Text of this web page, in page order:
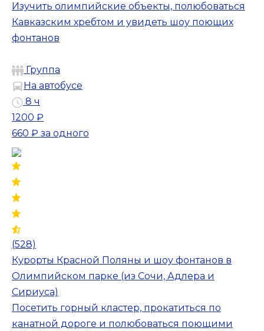
Изучить олимпийские объекты, полюбоваться
Кавказским хребтом и увидеть шоу поющих
фонтанов
Группа
На автобусе
8 ч
1200 ₽
660 ₽ за одного
(528)
Курорты Красной Поляны и шоу фонтанов в
Олимпийском парке (из Сочи, Адлера и
Сириуса)
Посетить горный кластер, прокатиться по
канатной дороге и полюбоваться поющими